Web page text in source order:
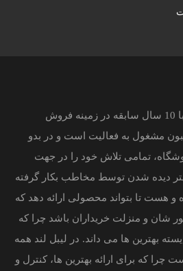
فروشگاه اینترنتی لیبل لند با 10 سال سابقه در زمینه فروش
مشغول به فعالیت است و در بدو
تمامی تلاش خود را در جهت
دیده شدن توسط مخاطب بکار گرفته
و هست تا بتواند محصولی ارائه دهد که
شان و منزلت خریداران باشد چرا که
بهترین ها می داند. در لیبل لند همه
که برای ارائه بهترین ها، کنترل و